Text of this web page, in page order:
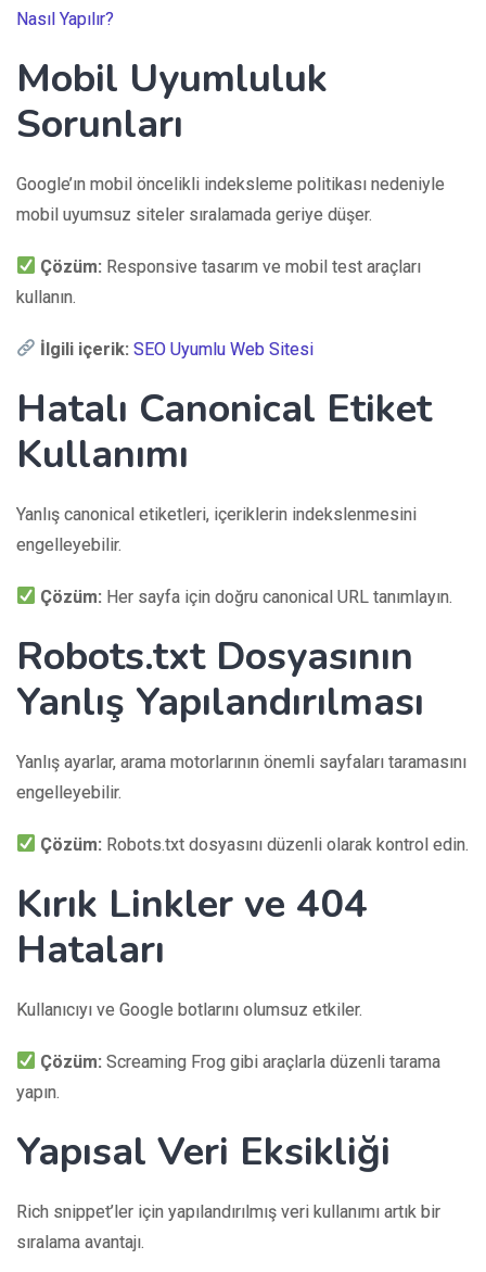
Nasıl Yapılır?
Mobil Uyumluluk
Sorunları
Google’ın mobil öncelikli indeksleme politikası nedeniyle
mobil uyumsuz siteler sıralamada geriye düşer.
Çözüm: Responsive tasarım ve mobil test araçları
kullanın.
İlgili içerik:SEO Uyumlu Web Sitesi
Hatalı Canonical Etiket
Kullanımı
Yanlış canonical etiketleri, içeriklerin indekslenmesini
engelleyebilir.
Çözüm: Her sayfa için doğru canonical URL tanımlayın.
Robots.txt Dosyasının
Yanlış Yapılandırılması
Yanlış ayarlar, arama motorlarının önemli sayfaları taramasını
engelleyebilir.
Çözüm: Robots.txt dosyasını düzenli olarak kontrol edin.
Kırık Linkler ve 404
Hataları
Kullanıcıyı ve Google botlarını olumsuz etkiler.
Çözüm:Screaming Frog gibi araçlarla düzenli tarama
yapın.
Yapısal Veri Eksikliği
Rich snippet’ler için yapılandırılmış veri kullanımı artık bir
sıralama avantajı.